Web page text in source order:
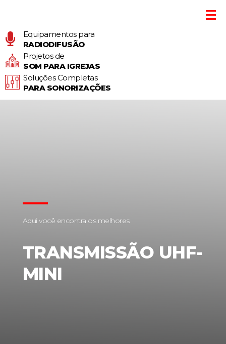
Equipamentos para
RADIODIFUSÃO
Projetos de
SOM PARA IGREJAS
Soluções Completas
PARA SONORIZAÇÕES
Aqui você encontra os melhores
TRANSMISSÃO UHF-
MINI